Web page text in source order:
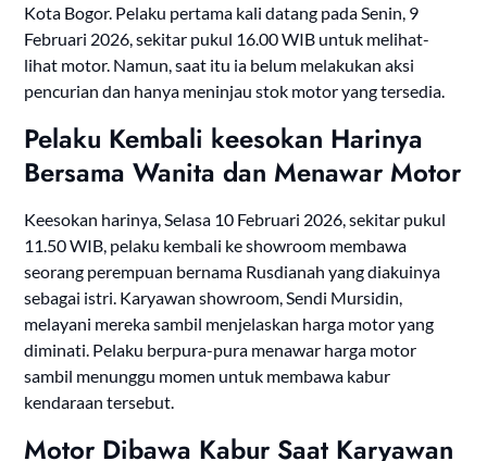
Kota Bogor. Pelaku pertama kali datang pada Senin, 9
Februari 2026, sekitar pukul 16.00 WIB untuk melihat-
lihat motor. Namun, saat itu ia belum melakukan aksi
pencurian dan hanya meninjau stok motor yang tersedia.
Pelaku Kembali keesokan Harinya
Bersama Wanita dan Menawar Motor
Keesokan harinya, Selasa 10 Februari 2026, sekitar pukul
11.50 WIB, pelaku kembali ke showroom membawa
seorang perempuan bernama Rusdianah yang diakuinya
sebagai istri. Karyawan showroom, Sendi Mursidin,
melayani mereka sambil menjelaskan harga motor yang
diminati. Pelaku berpura-pura menawar harga motor
sambil menunggu momen untuk membawa kabur
kendaraan tersebut.
Motor Dibawa Kabur Saat Karyawan